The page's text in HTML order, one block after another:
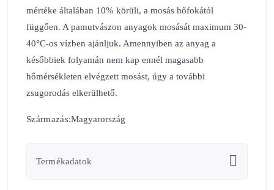
mértéke általában 10% körüli, a mosás hőfokától
függően. A pamutvászon anyagok mosását maximum 30-
40°C-os vízben ajánljuk. Amennyiben az anyag a
későbbiek folyamán nem kap ennél magasabb
hőmérsékleten elvégzett mosást, úgy a további
zsugorodás elkerülhető.
Származás:Magyarország
Termékadatok